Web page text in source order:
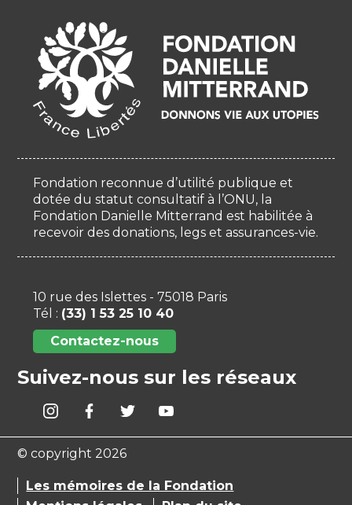
Fondation reconnue d’utilité publique et
dotée du statut consultatif à l’ONU, la
Fondation Danielle Mitterrand est habilitée à
recevoir des donations, legs et assurances-vie.
10 rue des Islettes - 75018 Paris
Tél : (33) 1 53 25 10 40
Contactez-nous
Suivez-nous sur les réseaux
© copyright 2026
Les mémoires de la Fondation